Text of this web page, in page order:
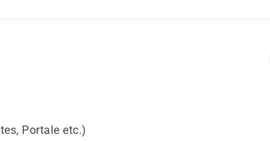
Portale etc.)